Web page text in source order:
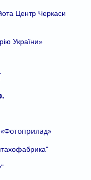
Центр Черкаси
України»